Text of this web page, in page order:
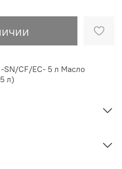
-SN/CF/EC- 5 л Масло
л)